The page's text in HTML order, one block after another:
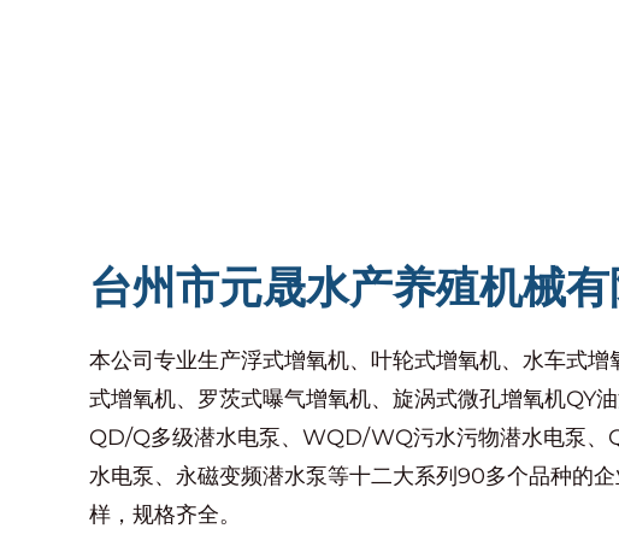
部分潜水泵采用多级叶轮系统，可增强抽水能力，
自动过载保护
许多潜水泵具备自动过载保护功能，可在电流或温
的人工干预和设备故障。
耐腐蚀材料构造
针对恶劣环境，潜水泵采用高等级不锈钢等耐腐蚀
应用领域
住宅供水系统
台州市元晟水产养殖机械
本公司专业生产浮式增氧机、叶轮式增氧机、水车式增
式增氧机、罗茨式曝气增氧机、旋涡式微孔增氧机QY油
QD/Q多级潜水电泵、WQD/WQ污水污物潜水电泵、
水电泵、永磁变频潜水泵等十二大系列90多个品种的
样，规格齐全。